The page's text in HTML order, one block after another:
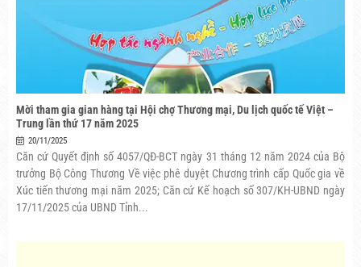
Mời tham gia gian hàng tại Hội chợ Thương mại, Du lịch quốc tế Việt –
Trung lần thứ 17 năm 2025
20/11/2025
Căn cứ Quyết định số 4057/QĐ-BCT ngày 31 tháng 12 năm 2024 của Bộ
trưởng Bộ Công Thương Về việc phê duyệt Chương trình cấp Quốc gia về
Xúc tiến thương mại năm 2025; Căn cứ Kế hoạch số 307/KH-UBND ngày
17/11/2025 của UBND Tỉnh...